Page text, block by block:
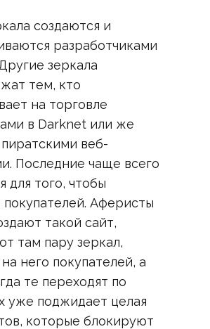
создаются и
разработчиками
зеркала
тем, кто
на торговле
в Darknet или же
веб-
Последние чаще всего
для того, чтобы
Аферисты
такой сайт,
там пару зеркал,
него покупателей, а
те переходят по
уже поджидает целая
которые блокируют